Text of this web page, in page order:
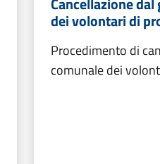
dei volontari di
Procedimento di
comunale dei